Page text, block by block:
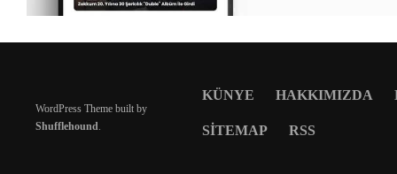
WordPress Theme built by
Shufflehound.
KÜNYE HAKKIMIZDA
SITEMAP RSS